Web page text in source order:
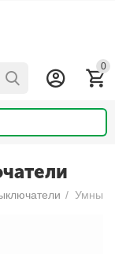
0
/ Умные